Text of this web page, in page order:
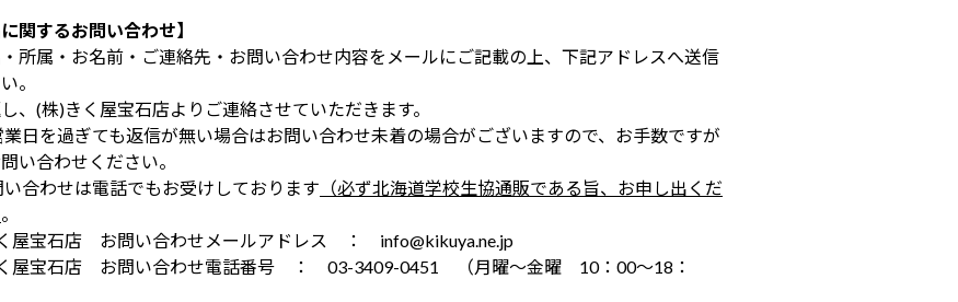
に関するお問い合わせ】
所属・お名前・ご連絡先・お問い合わせ内容をメールにご記載の上、下記アドレスへ送信
。
、(株)きく屋宝石店よりご連絡させていただきます。
日を過ぎても返信が無い場合はお問い合わせ未着の場合がございますので、お手数ですが
い合わせください。
合わせは電話でもお受けしております （必ず北海道学校生協通販である旨、お申し出くだ
。
屋宝石店 お問い合わせメールアドレス ： info@kikuya.ne.jp
屋宝石店 お問い合わせ電話番号 ： 03-3409-0451 （月曜～金曜 10：00～18：